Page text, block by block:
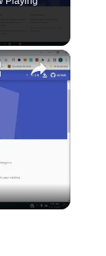
×